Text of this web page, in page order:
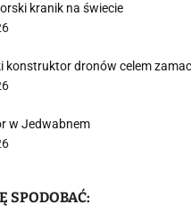
kranik na świecie
konstruktor dronów celem
w Jedwabnem
SPODOBAĆ: